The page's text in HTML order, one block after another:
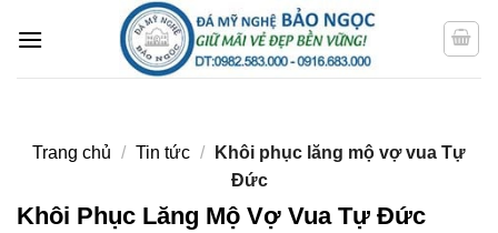
qua
Trang chủ / Tin tức /
Khôi phục lăng mộ vợ vua Tự
Đức
Khôi Phục Lăng Mộ Vợ Vua Tự Đức